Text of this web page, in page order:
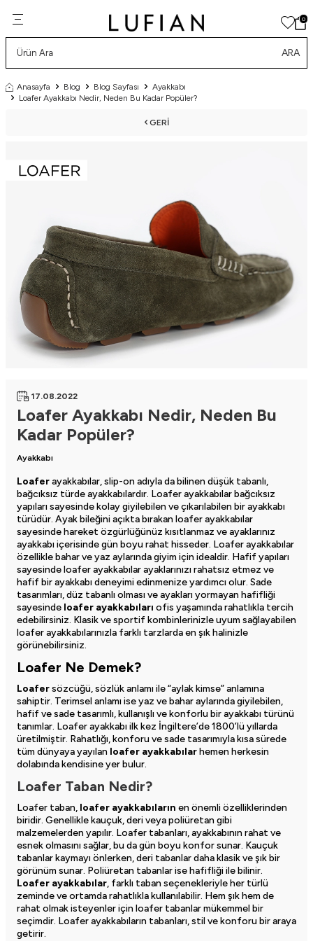
0
ARA
Anasayfa Blog Blog Sayfası
Ayakkabı
Loafer Ayakkabı Nedir, Neden Bu Kadar Popüler?
GERI
17.08.2022
Loafer Ayakkabı Nedir, Neden Bu
Kadar Popüler?
Ayakkabı
Loaferayakkabılar, slip-on adıyla da bilinen düşük tabanlı,
bağcıksız türde ayakkabılardır. Loafer ayakkabılarbağcıksız
yapıları sayesinde kolay giyilebilen ve çıkarılabilen bir ayakkabı
türüdür. Ayak bileğini açıkta bırakan loafer ayakkabılar
sayesinde hareket özgürlüğünüz kısıtlanmaz ve ayaklarınız
ayakkabı içerisinde gün boyu rahat hisseder. Loafer ayakkabılar
özellikle bahar ve yaz aylarında giyim için idealdir. Hafif yapıları
sayesinde loafer ayakkabılar ayaklarınızı rahatsız etmez ve
hafif bir ayakkabı deneyimi edinmenize yardımcı olur. Sade
tasarımları, düz tabanlı olması ve ayakları yormayan hafifliği
sayesinde loafer ayakkabıları ofis yaşamında rahatlıkla tercih
edebilirsiniz. Klasik ve sportif kombinlerinizle uyum sağlayabilen
loafer ayakkabılarınızla farklı tarzlarda en şık halinizle
görünebilirsiniz.
Loafer Ne Demek?
Loafersözcüğü, sözlük anlamı ile “aylak kimse” anlamına
sahiptir. Terimsel anlamı ise yaz ve bahar aylarında giyilebilen,
hafif ve sade tasarımlı, kullanışlı ve konforlu bir ayakkabı türünü
tanımlar. Loafer ayakkabı ilk kez İngiltere’de 1800’lü yıllarda
üretilmiştir. Rahatlığı, konforu ve sade tasarımıyla kısa sürede
tüm dünyaya yayılan loafer ayakkabılarhemen herkesin
dolabında kendisine yer bulur.
Loafer Taban Nedir?
Loafer taban, loafer ayakkabıların en önemli özelliklerinden
biridir. Genellikle kauçuk, deri veya poliüretan gibi
malzemelerden yapılır. Loafer tabanları, ayakkabının rahat ve
esnek olmasını sağlar, bu da gün boyu konfor sunar. Kauçuk
tabanlar kaymayı önlerken, deri tabanlar daha klasik ve şık bir
görünüm sunar. Poliüretan tabanlar ise hafifliği ile bilinir.
Loafer ayakkabılar, farklı taban seçenekleriyle her türlü
zeminde ve ortamda rahatlıkla kullanılabilir. Hem şık hem de
rahat olmak isteyenler için loafer tabanlar mükemmel bir
seçimdir. Loafer ayakkabıların tabanları, stil ve konforu bir araya
getirir.